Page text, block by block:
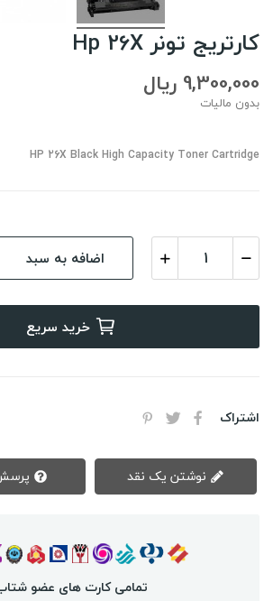
کارتریج تونر Hp 26X
9,300,000 ریال
بدون مالیات
HP 26X Black High Capacity Toner Cartridge
اضافه به سبد
خرید سریع
اشتراک
تمامی کارت های عضو